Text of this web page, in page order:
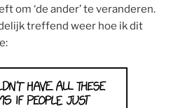
om ‘de ander’ te veranderen.
treffend weer hoe ik dit